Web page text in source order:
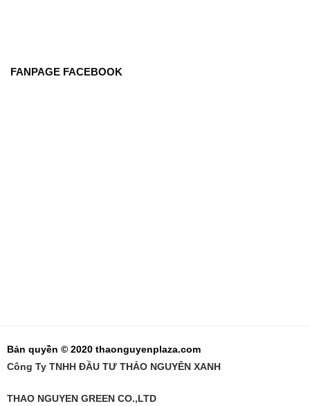
FANPAGE FACEBOOK
Bản quyền © 2020 thaonguyenplaza.com
Công Ty TNHH ĐẦU TƯ THẢO NGUYÊN XANH
THAO NGUYEN GREEN CO.,LTD